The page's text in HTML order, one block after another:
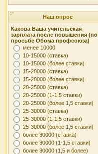
Наш опрос
Какова Ваша учительская
зарплата после повышения (по
просьбе Обома профсоюза)
менее 10000
10-15000 (ставка)
10-15000 (более ставки)
15-20000 (ставка)
15-20000 (более ставки)
20-25000 (ставка)
20-25000 (1-1,5 ставки)
20-25000 (более 1,5 ставки)
25-30000 (ставка)
25-30000 (1-1,5 ставки)
25-30000 (более 1,5 ставки)
более 30000 (ставка)
более 30000 (1-1,5 ставки)
более 30000 (1,5 и более)